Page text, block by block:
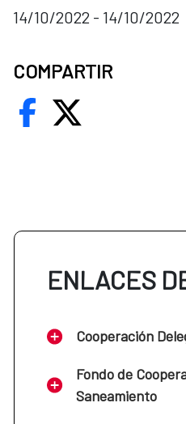
14/10/2022 - 14/10/2022
COMPARTIR
ENLACES
Cooperación
Fondo de
Saneamiento